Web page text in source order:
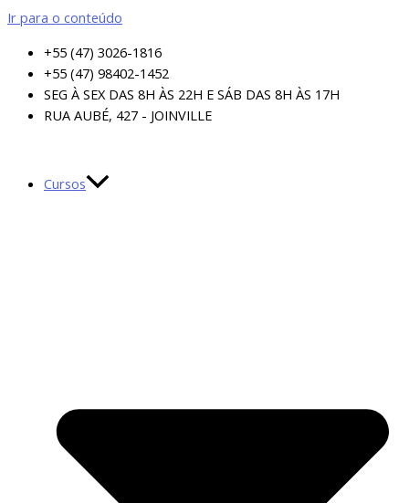
Ir para o conteúdo
+55 (47) 3026-1816
+55 (47) 98402-1452
SEG À SEX DAS 8H ÀS 22H E SÁB DAS 8H ÀS 17H
RUA AUBÉ, 427 - JOINVILLE
Cursos